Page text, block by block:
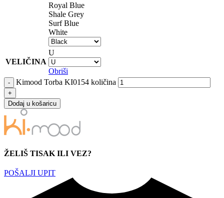
Royal Blue
Shale Grey
Surf Blue
White
VELIČINA
U
Obriši
Kimood Torba KI0154 količina
Dodaj u košaricu
ŽELIŠ TISAK ILI VEZ?
POŠALJI UPIT